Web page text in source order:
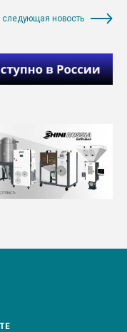
следующая новость